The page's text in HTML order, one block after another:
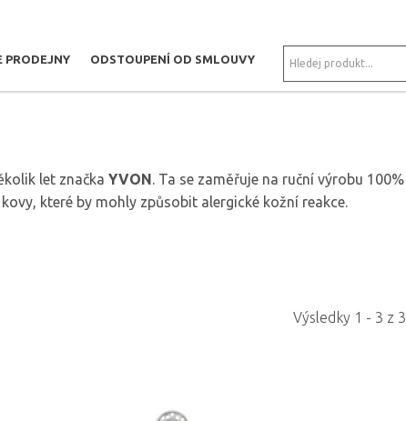
PRODEJNY ODSTOUPENÍ OD SMLOUVY
let značka YVON. Ta se zaměřuje na ruční výrobu 100%
které by mohly způsobit alergické kožní reakce.
Výsledky 1 - 3 z 3